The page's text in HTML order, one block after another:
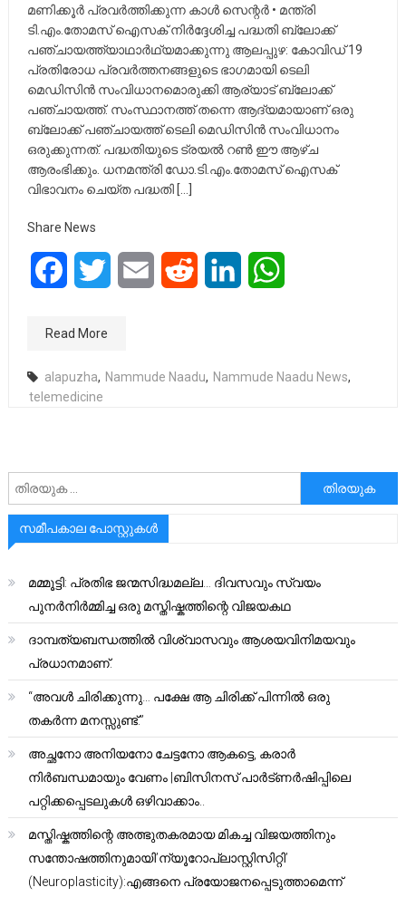
മണിക്കൂര്‍ പ്രവര്‍ത്തിക്കുന്ന കാള്‍ സെന്റര്‍ • മന്ത്രി
ടി.എം.തോമസ് ഐസക് നിര്‍ദ്ദേശിച്ച പദ്ധതി ബ്ലോക്ക്
പഞ്ചായത്ത്യാഥാര്‍ഥ്യമാക്കുന്നു ആലപ്പുഴ: കോവിഡ് 19
പ്രതിരോധ പ്രവര്‍ത്തനങ്ങളുടെ ഭാഗമായി ടെലി
മെഡിസിന്‍ സംവിധാനമൊരുക്കി ആര്യാട് ബ്ലോക്ക്
പഞ്ചായത്ത്. സംസ്ഥാനത്ത് തന്നെ ആദ്യമായാണ് ഒരു
ബ്ലോക്ക് പഞ്ചായത്ത് ടെലി മെഡിസിന്‍ സംവിധാനം
ഒരുക്കുന്നത്. പദ്ധതിയുടെ ട്രയല്‍ റണ്‍ ഈ ആഴ്ച
ആരംഭിക്കും. ധനമന്ത്രി ഡോ.ടി.എം.തോമസ് ഐസക്
വിഭാവനം ചെയ്ത പദ്ധതി […]
Share News
FacebookTwitter Email Reddit LinkedIn
Read More
alapuzha, Nammude Naadu, Nammude Naadu News,
telemedicine
അനേഷിക്കുക
സമീപകാല പോസ്റ്റുകൾ
മമ്മൂട്ടി: പ്രതിഭ ജന്മസിദ്ധമല്ല… ദിവസവും സ്വയം
പുനർനിർമ്മിച്ച ഒരു മസ്തിഷ്കത്തിന്റെ വിജയകഥ
ദാമ്പത്യബന്ധത്തിൽ വിശ്വാസവും ആശയവിനിമയവും
പ്രധാനമാണ്.
“അവൾ ചിരിക്കുന്നു… പക്ഷേ ആ ചിരിക്ക് പിന്നിൽ ഒരു
തകർന്ന മനസ്സുണ്ട്.”
അച്ഛനോ അനിയനോ ചേട്ടനോ ആകട്ടെ, കരാർ
നിർബന്ധമായും വേണം |ബിസിനസ് പാർട്ണർഷിപ്പിലെ
പറ്റിക്കപ്പെടലുകൾ ഒഴിവാക്കാം..
മസ്തിഷ്കത്തിന്റെ അത്ഭുതകരമായ മികച്ച വിജയത്തിനും
സന്തോഷത്തിനുമായി’ന്യൂറോപ്ലാസ്റ്റിസിറ്റി’
(Neuroplasticity):എങ്ങനെ പ്രയോജനപ്പെടുത്താമെന്ന്